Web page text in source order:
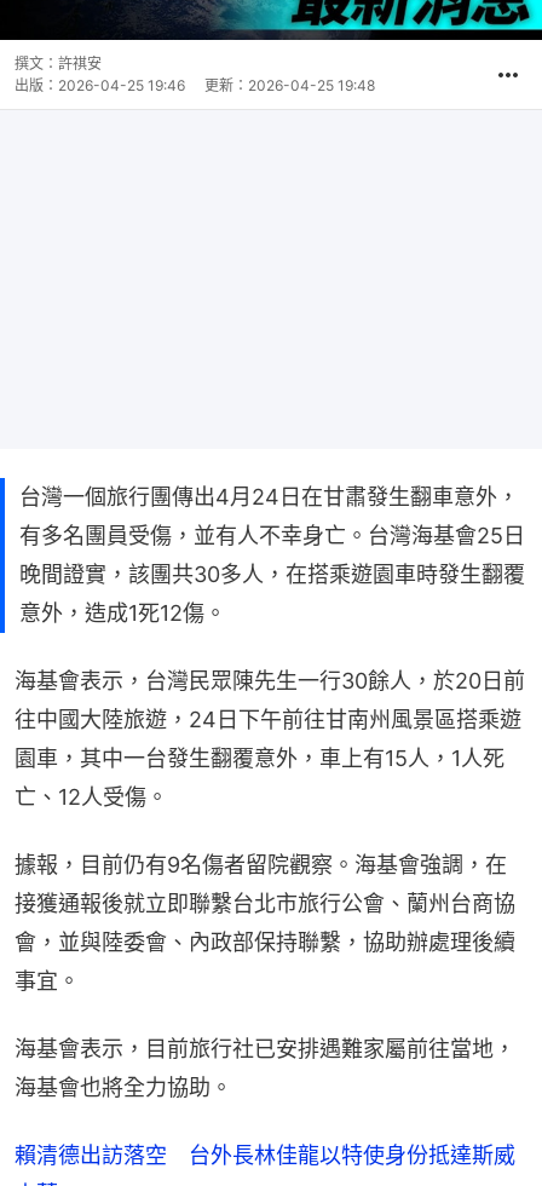
撰文： 許祺安
出版： 2026-04-25 19:46 更新： 2026-04-25 19:48
台灣一個旅行團傳出4月24日在甘肅發生翻車意外，
有多名團員受傷，並有人不幸身亡。台灣海基會25日
晚間證實，該團共30多人，在搭乘遊園車時發生翻覆
意外，造成1死12傷。
海基會表示，台灣民眾陳先生一行30餘人，於20日前
往中國大陸旅遊，24日下午前往甘南州風景區搭乘遊
園車，其中一台發生翻覆意外，車上有15人，1人死
亡、12人受傷。
據報，目前仍有9名傷者留院觀察。海基會強調，在
接獲通報後就立即聯繫台北市旅行公會、蘭州台商協
會，並與陸委會、內政部保持聯繫，協助辦處理後續
事宜。
海基會表示，目前旅行社已安排遇難家屬前往當地，
海基會也將全力協助。
賴清德出訪落空 台外長林佳龍以特使身份抵達斯威